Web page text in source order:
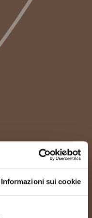
Informazioni sui cookie